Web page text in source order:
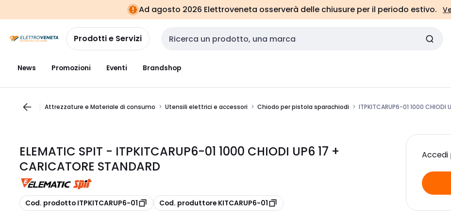
navigazionealla
pagina
Ad agosto 2026 Elettroveneta osserverà delle chiusure per il periodo estivo.
Prodotti e Servizi Cerca input
News Promozioni Eventi Brandshop
Attrezzature e Materiale di consumo Utensili elettrici e accessori Chiodo per pistola sparachiodi ITPKITCARUP6-01 1000 CHIODI
ELEMATIC SPIT - ITPKITCARUP6-01 1000 CHIODI UP6 17 +
CARICATORE STANDARD
copia
Cod. prodotto ITPKITCARUP6-01 copia
Cod. produttore KITCARUP6-01
Accedi